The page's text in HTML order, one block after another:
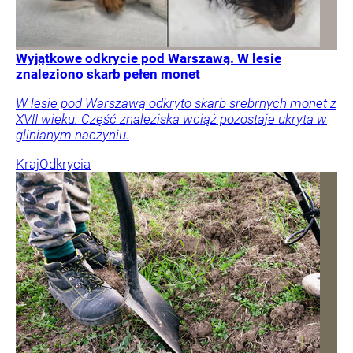
Wyjątkowe odkrycie pod Warszawą. W lesie
znaleziono skarb pełen monet
W lesie pod Warszawą odkryto skarb srebrnych monet z
XVII wieku. Część znaleziska wciąż pozostaje ukryta w
glinianym naczyniu.
KrajOdkrycia